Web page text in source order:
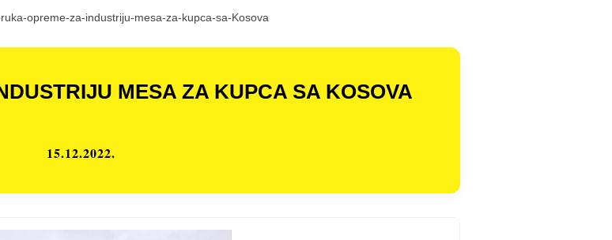
opreme-za-industriju-mesa-za-kupca-sa-Kosova
MESA ZA KUPCA SA KOSOVA
15.12.2022.